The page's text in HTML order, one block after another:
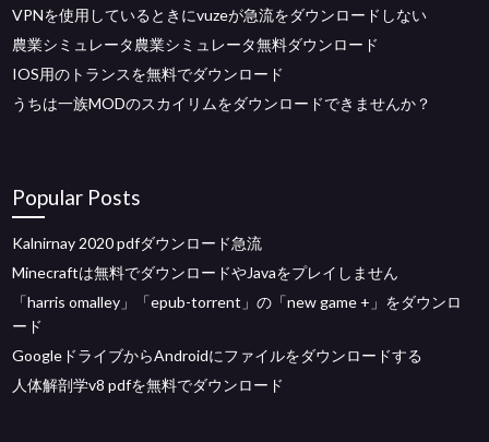
VPNを使用しているときにvuzeが急流をダウンロードしない
農業シミュレータ農業シミュレータ無料ダウンロード
IOS用のトランスを無料でダウンロード
うちは一族MODのスカイリムをダウンロードできませんか？
Popular Posts
Kalnirnay 2020 pdfダウンロード急流
Minecraftは無料でダウンロードやJavaをプレイしません
「harris omalley」「epub-torrent」の「new game +」をダウンロ
ード
GoogleドライブからAndroidにファイルをダウンロードする
人体解剖学v8 pdfを無料でダウンロード